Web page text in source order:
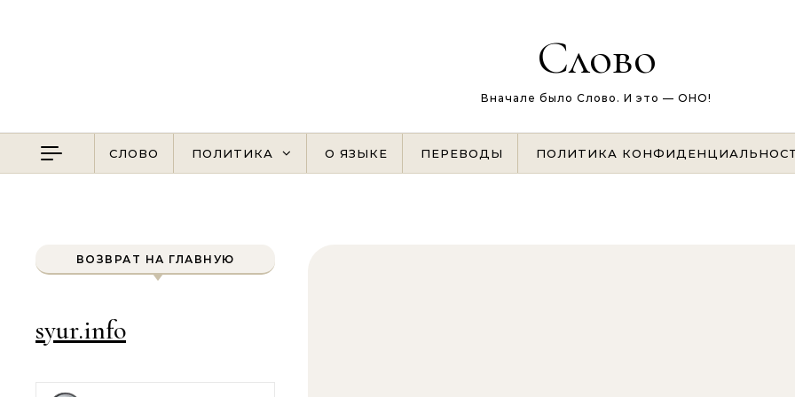
Слово
Вначале было Слово. И это — ОНО!
СЛОВО ПОЛИТИКА О ЯЗЫКЕ ПЕРЕВОДЫ ПОЛИТИКА
ВОЗВРАТ НА ГЛАВНУЮ
syur.info